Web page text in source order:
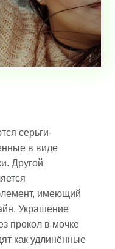
серьги-
в виде
Другой
имеющий
Украшение
прокол в мочке
как удлинённые